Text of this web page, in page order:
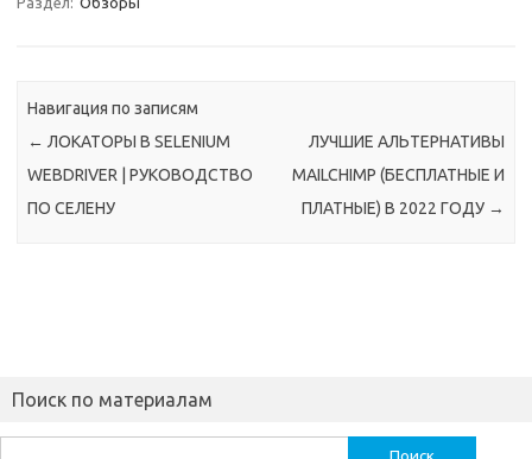
ANDROID
Навигация по записям
← ЛОКАТОРЫ В SELENIUM
WEBDRIVER | РУКОВОДСТВО
ПО СЕЛЕНУ
ЛУЧШИЕ АЛЬТЕРНАТИВЫ
MAILCHIMP (БЕСПЛАТНЫЕ И
ПЛАТНЫЕ) В 2022 ГОДУ →
Поиск по материалам